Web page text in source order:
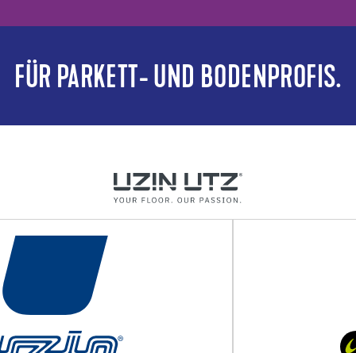
FÜR PARKETT- UND BODENPROFIS.